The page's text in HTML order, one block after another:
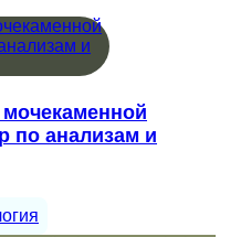
по анализам и